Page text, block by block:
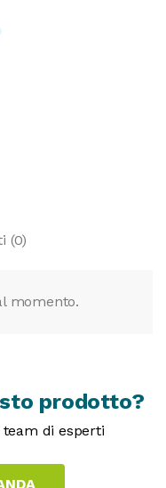
(0)
momento.
prodotto?
team di esperti